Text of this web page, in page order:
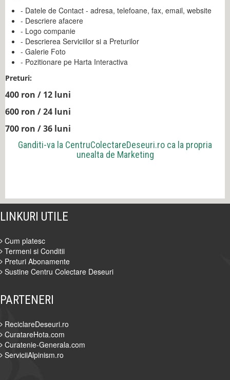
- Datele de Contact - adresa, telefoane, fax, email, website
- Descriere afacere
- Logo companie
- Descrierea Serviciilor si a Preturilor
- Galerie Foto
- Pozitionare pe Harta Interactiva
Preturi:
400 ron / 12 luni
600 ron / 24 luni
700 ron / 36 luni
Ganditi-va la CentruColectareDeseuri.ro ca la propria
unealta de Marketing
LINKURI UTILE
Cum platesc
Termeni si Conditii
Preturi Abonamente
Sustine Centru Colectare Deseuri
PARTENERI
ReciclareDeseuri.ro
CuratareHota.com
Curatenie-Generala.com
ServiciiAlpinism.ro